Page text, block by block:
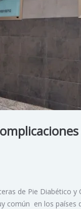
de Pie Diabético
común en los